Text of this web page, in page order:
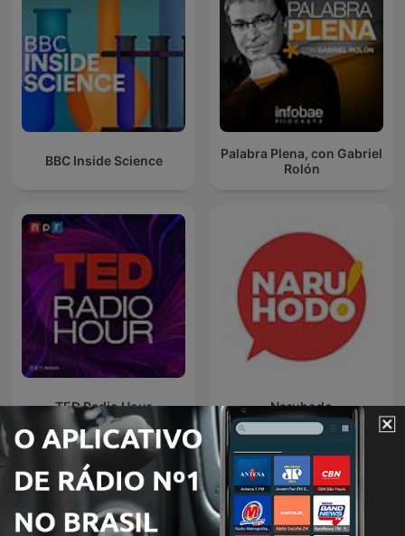
BBC Inside Science
Palabra Plena, con Gabriel
Rolón
TED Radio Hour Naruhodo